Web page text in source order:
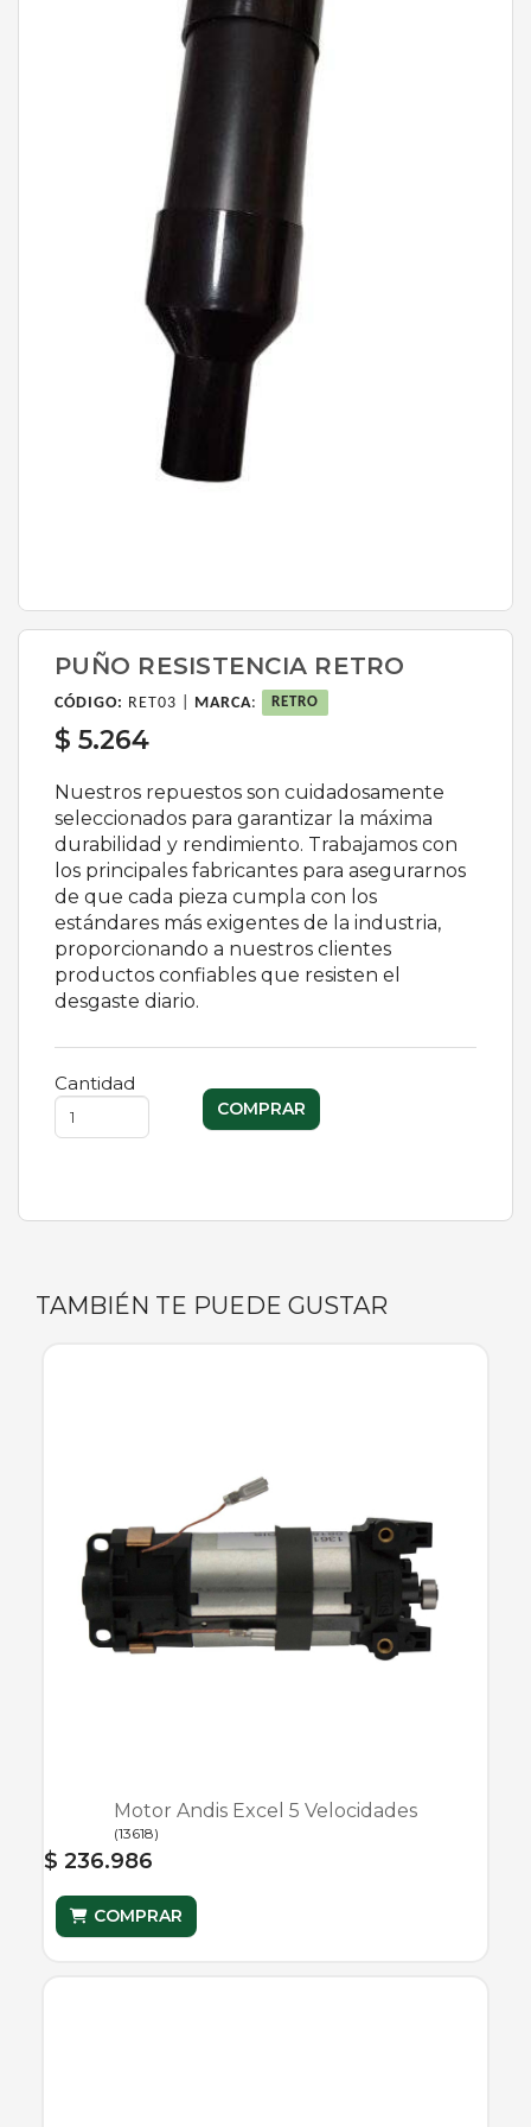
PUÑO RESISTENCIA RETRO
CÓDIGO: RET03 | MARCA: RETRO
$ 5.264
Nuestros repuestos son cuidadosamente
seleccionados para garantizar la máxima
durabilidad y rendimiento. Trabajamos con
los principales fabricantes para asegurarnos
de que cada pieza cumpla con los
estándares más exigentes de la industria,
proporcionando a nuestros clientes
productos confiables que resisten el
desgaste diario.
Cantidad
TAMBIÉN TE PUEDE GUSTAR
Motor Andis Excel 5 Velocidades
(13618)
$ 236.986
COMPRAR